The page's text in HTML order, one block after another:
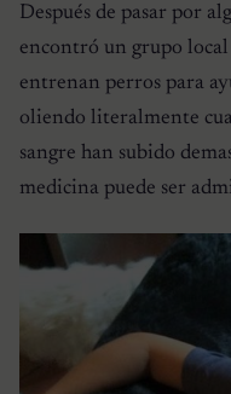
Después de pasar por
encontró un grupo local
entrenan perros para
oliendo literalmente
sangre han subido
medicina puede ser